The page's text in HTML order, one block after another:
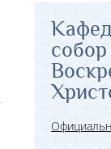
собор